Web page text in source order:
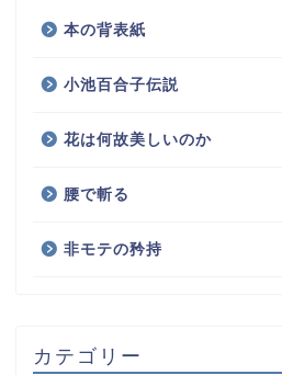
本の背表紙
小池百合子伝説
花は何故美しいのか
腰で斬る
非モテの矜持
カテゴリー